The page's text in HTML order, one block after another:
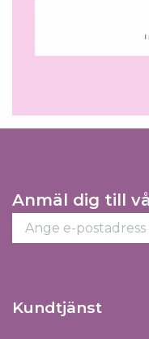
Anmäl dig till
Kundtjänst